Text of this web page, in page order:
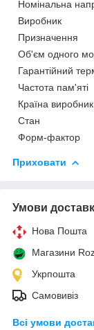
Номінальна
Виробник
Призначення
Об'єм одного
Гарантійний
Частота пам'яті
Країна виробник
Стан
Форм-фактор
Приховати
Умови
Нова Пошта
Магазини
Укрпошта
Самовивіз
Всі умови